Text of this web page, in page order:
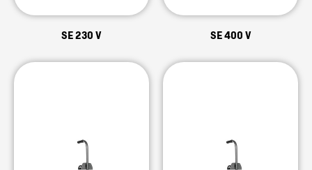
SE 230 V SE 400 V